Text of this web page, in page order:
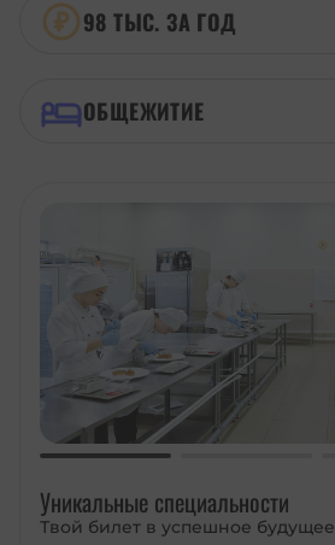
98 ТЫС. ЗА ГОД
ОБЩЕЖИТИЕ
Уникальные специальности
Твой билет в успешное будущее